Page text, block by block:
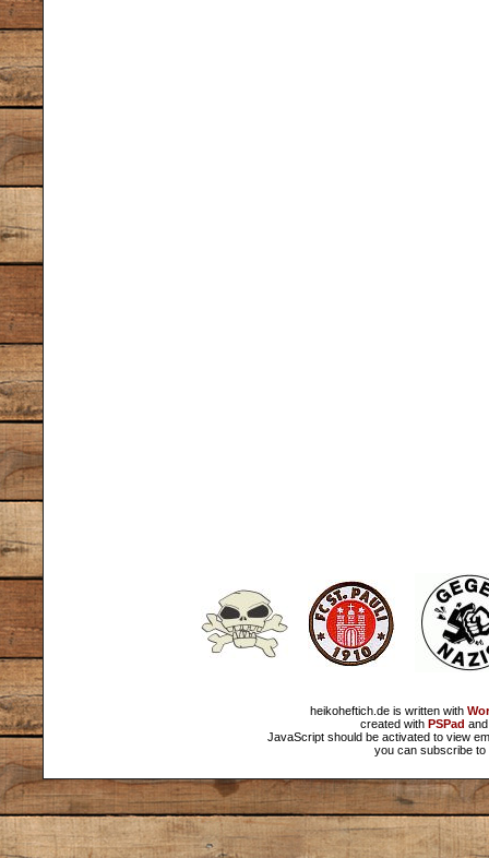
heikoheftich.de is written with
created with PSPad
JavaScript should be activated to view
you can subscribe